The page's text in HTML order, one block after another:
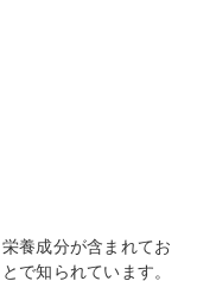
養成分が含まれてお
で知られています。